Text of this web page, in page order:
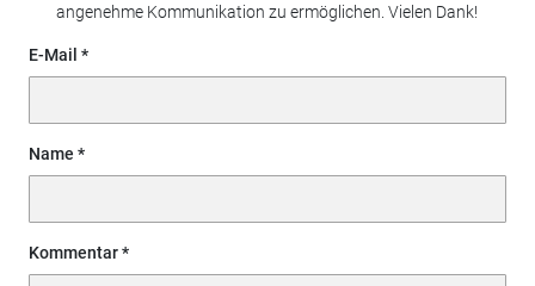
angenehme Kommunikation zu ermöglichen. Vielen Dank!
E-Mail
Name
Kommentar